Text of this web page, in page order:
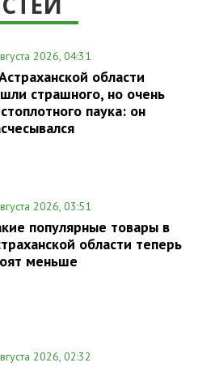
2026, 04:31
области
страшного, но очень
паука: он
2026, 03:51
популярные товары в
области теперь
меньше
2026, 02:32